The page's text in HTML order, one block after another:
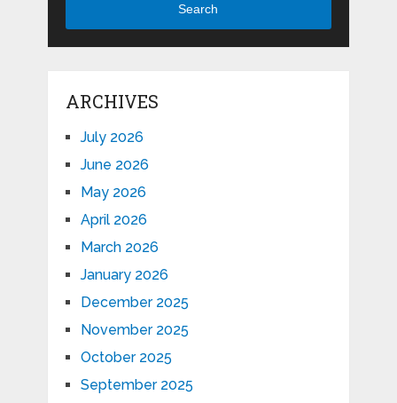
Search
ARCHIVES
July 2026
June 2026
May 2026
April 2026
March 2026
January 2026
December 2025
November 2025
October 2025
September 2025